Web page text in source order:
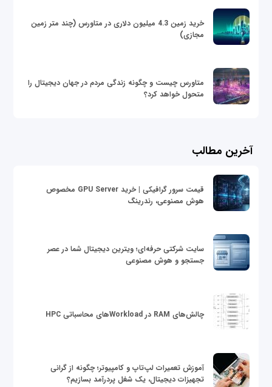
خرید زمین 4.3 میلیون دلاری در متاورس (چند متر زمین
مجازی)
متاورس چیست و چگونه زندگی مردم در جهان دیجیتال را
متحول خواهد کرد؟
آخرین مطالب
قیمت سرور گرافیکی | خرید GPU Server مخصوص
هوش مصنوعی، رندرینگ
سایت شرکتی حرفه‌ای؛ ویترین دیجیتال شما در عصر
جستجو و هوش مصنوعی
چالش‌های RAM در Workloadهای محاسباتی HPC
آموزش تعمیرات لپ‌تاپ و کامپیوتر؛ چگونه از گرانی
تجهیزات دیجیتال، یک شغل پردرآمد بسازیم؟